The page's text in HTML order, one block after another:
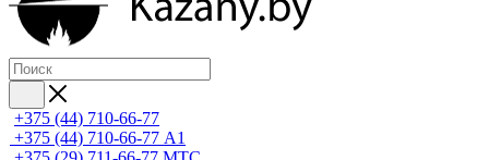
+375 (44) 710-66-77
+375 (44) 710-66-77 А1